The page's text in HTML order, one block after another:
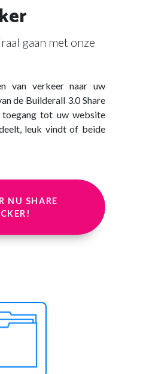
gaan met onze
van verkeer naar uw
de Builderall 3.0 Share
tot uw website
leuk vindt of beide
NU SHARE